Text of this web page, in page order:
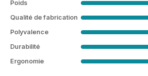
Poids
Qualité de fabrication
Polyvalence
Durabilité
Ergonomie